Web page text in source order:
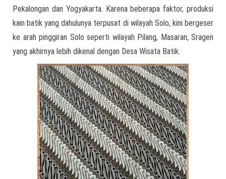
Pekalongan dan Yogyakarta. Karena beberapa faktor, produksi
kain batik yang dahulunya terpusat di wilayah Solo, kini bergeser
ke arah pinggiran Solo seperti wilayah Pilang, Masaran, Sragen
yang akhirnya lebih dikenal dengan Desa Wisata Batik.